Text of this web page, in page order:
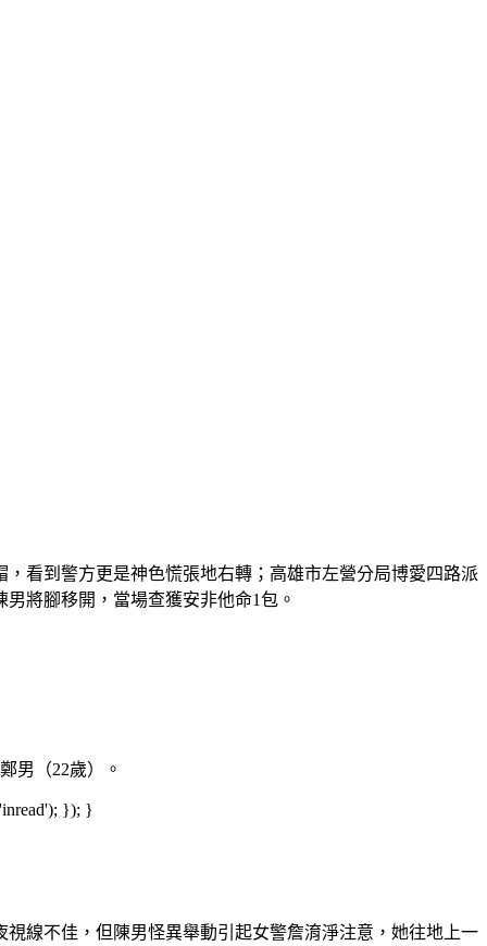
看到警方更是神色慌張地右轉；高雄市左營分局博愛四路派
將腳移開，當場查獲安非他命1包。
男（22歲）。
}); }
線不佳，但陳男怪異舉動引起女警詹淯淨注意，她往地上一